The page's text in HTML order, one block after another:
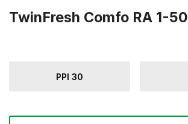
TwinFresh Comfo RA 1-50
PPI 30